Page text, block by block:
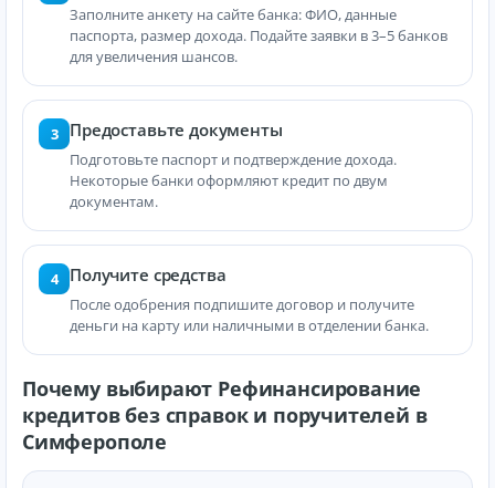
Заполните анкету на сайте банка: ФИО, данные
паспорта, размер дохода. Подайте заявки в 3–5 банков
для увеличения шансов.
3 Предоставьте документы
Подготовьте паспорт и подтверждение дохода.
Некоторые банки оформляют кредит по двум
документам.
4 Получите средства
После одобрения подпишите договор и получите
деньги на карту или наличными в отделении банка.
Почему выбирают Рефинансирование
кредитов без справок и поручителей в
Симферополе